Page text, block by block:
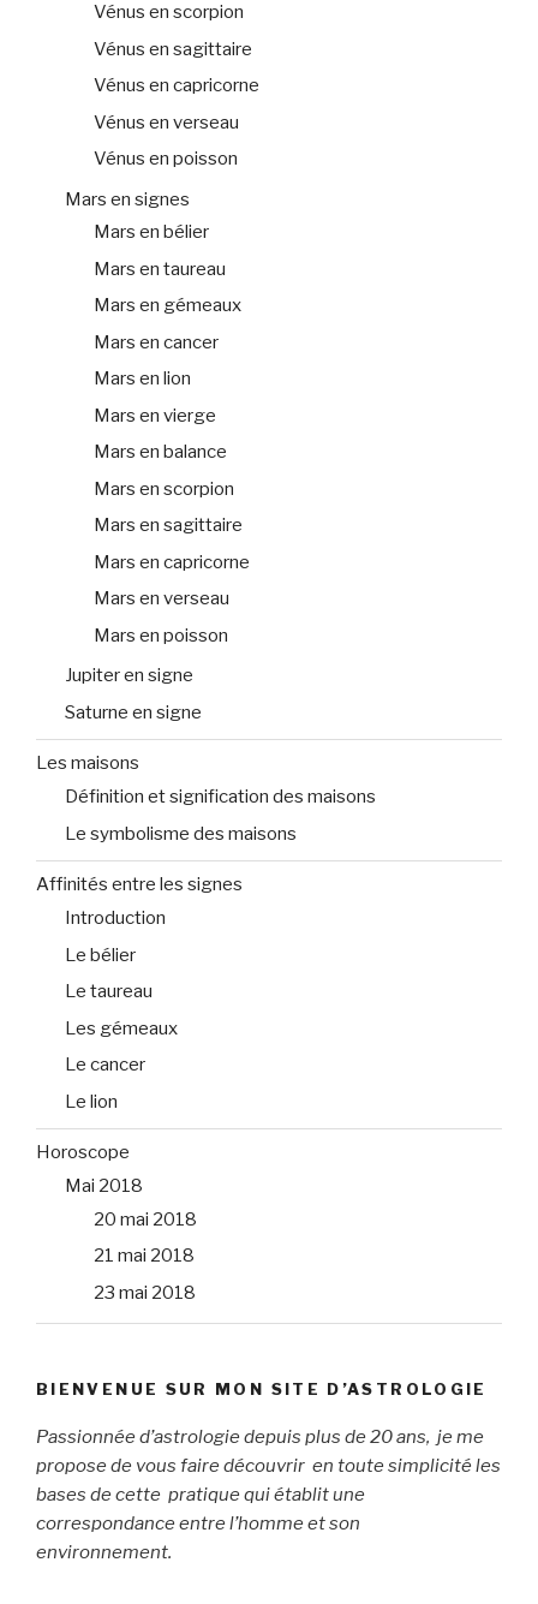
Vénus en scorpion
Vénus en sagittaire
Vénus en capricorne
Vénus en verseau
Vénus en poisson
Mars en signes
Mars en bélier
Mars en taureau
Mars en gémeaux
Mars en cancer
Mars en lion
Mars en vierge
Mars en balance
Mars en scorpion
Mars en sagittaire
Mars en capricorne
Mars en verseau
Mars en poisson
Jupiter en signe
Saturne en signe
Les maisons
Définition et signification des maisons
Le symbolisme des maisons
Affinités entre les signes
Introduction
Le bélier
Le taureau
Les gémeaux
Le cancer
Le lion
Horoscope
Mai 2018
20 mai 2018
21 mai 2018
23 mai 2018
BIENVENUE SUR MON SITE D’ASTROLOGIE
Passionnée d’astrologie depuis plus de 20 ans, je me
propose de vous faire découvrir en toute simplicité les
bases de cette pratique qui établit une
correspondance entre l’homme et son
environnement.